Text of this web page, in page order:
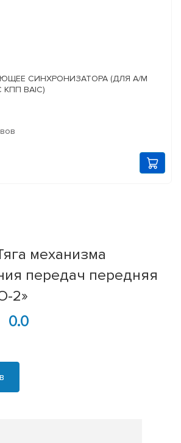
СИНХРОНИЗАТОРА (ДЛЯ А/М
BAIC)
механизма
передач передняя
2»
0.0